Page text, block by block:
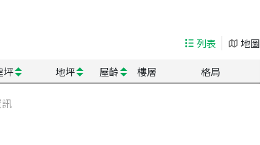
列表
地圖
坪 地坪 屋齡 樓層 格局